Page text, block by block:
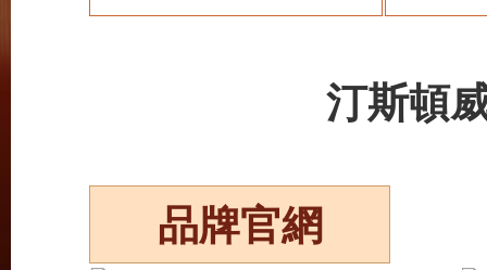
汀斯頓
品牌官網